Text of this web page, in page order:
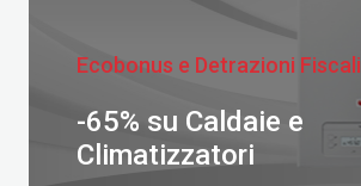
Ecobonus e Detrazioni Fiscali
-65% su Caldaie e
Climatizzatori